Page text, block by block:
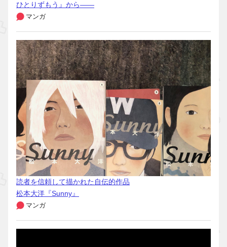
ひとりずもう』から――
マンガ
読者を信頼して描かれた自伝的作品
松本大洋『Sunny』
マンガ